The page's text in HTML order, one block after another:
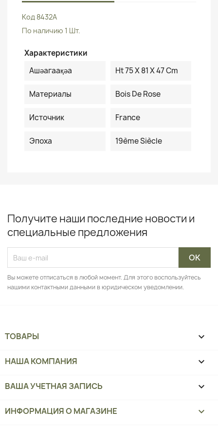
Код 8432A
По наличию 1 Шт.
Характеристики
Ашәагаақәа
Ht 75 X 81 X 47 Cm
Материалы Bois De Rose
Источник France
Эпоха 19ème Siècle
Получите наши последние новости и
специальные предложения
Вы можете отписаться в любой момент. Для этого воспользуйтесь
нашими контактными данными в юридическом уведомлении.
ТОВАРЫ 
НАША КОМПАНИЯ 
ВАША УЧЕТНАЯ ЗАПИСЬ 
ИНФОРМАЦИЯ О МАГАЗИНЕ keyboard_arrow_down